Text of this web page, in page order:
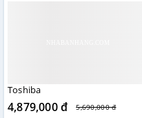
Toshiba
4,879,000 đ 5,690,000 đ